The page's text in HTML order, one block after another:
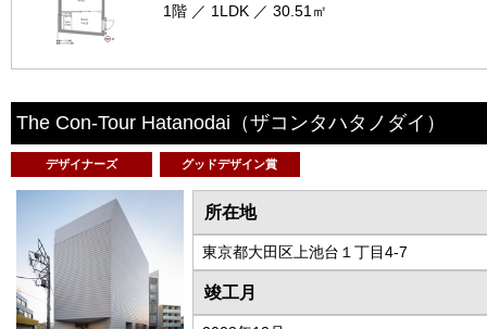
1階 ／ 1LDK ／ 30.51㎡
The Con-Tour Hatanodai （ザコンタハタノダイ）
デザイナーズ グッドデザイン賞
所在地
東京都大田区上池台１丁目4-7
竣工月